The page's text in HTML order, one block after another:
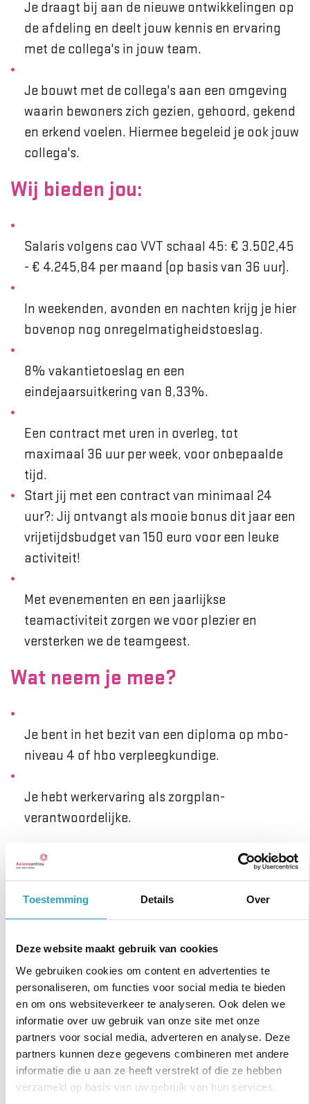
Toestemming Details Over
Deze website maakt gebruik van cookies
We gebruiken cookies om content en advertenties te
personaliseren, om functies voor social media te bieden
en om ons websiteverkeer te analyseren. Ook delen we
informatie over uw gebruik van onze site met onze
partners voor social media, adverteren en analyse. Deze
partners kunnen deze gegevens combineren met andere
informatie die u aan ze heeft verstrekt of die ze hebben
verzameld op basis van uw gebruik van hun services.
Je draagt bij aan de nieuwe ontwikkelingen op
de afdeling en deelt jouw kennis en ervaring
met de collega's in jouw team.
Je bouwt met de collega's aan een omgeving
waarin bewoners zich gezien, gehoord, gekend
en erkend voelen. Hiermee begeleid je ook jouw
collega's.
Wij bieden jou:
Salaris volgens cao VVT schaal 45: € 3.502,45
- € 4.245,84 per maand (op basis van 36 uur).
In weekenden, avonden en nachten krijg je hier
bovenop nog onregelmatigheidstoeslag.
8% vakantietoeslag en een
eindejaarsuitkering van 8,33%.
Een contract met uren in overleg, tot
maximaal 36 uur per week, voor onbepaalde
tijd.
Start jij met een contract van minimaal 24
uur?: Jij ontvangt als mooie bonus dit jaar een
vrijetijdsbudget van 150 euro voor een leuke
activiteit!
Met evenementen en een jaarlijkse
teamactiviteit zorgen we voor plezier en
versterken we de teamgeest.
Wat neem je mee?
Je bent in het bezit van een diploma op mbo-
niveau 4 of hbo verpleegkundige.
Je hebt werkervaring als zorgplan-
verantwoordelijke.
Werken als Verzorgende IG bij
AxionContinu
Zet jouw kennis en ervaring in als
Wil je meer informatie over de vacature? Bel of
whatsapp dan met Robbert Wildeboer, via
+31658920360. Zo krijg je een beter beeld van het
werk, de werksfeer en jouw toekomstige collega’s!
Goed om te weten: van nieuwe medewerkers vragen